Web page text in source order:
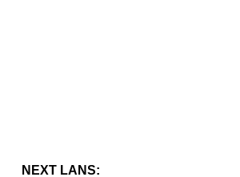
NEXT LANS: